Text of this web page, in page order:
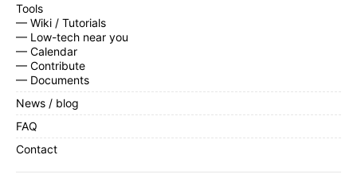
Tools
— Wiki / Tutorials
— Low-tech near you
— Calendar
— Contribute
— Documents
News / blog
FAQ
Contact